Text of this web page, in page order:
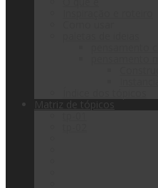
Matriz de tópicos